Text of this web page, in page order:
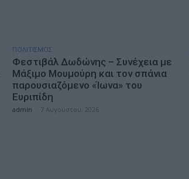
ΠΟΛΙΤΙΣΜΟΣ
Φεστιβάλ Δωδώνης – Συνέχεια με
Μάξιμο Μουμούρη και τον σπάνια
παρουσιαζόμενο «Ίωνα» του
Ευριπίδη
admin 7 Αυγούστου, 2026